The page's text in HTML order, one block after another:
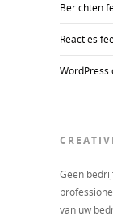
Berichten
Reacties
Geen
van uw